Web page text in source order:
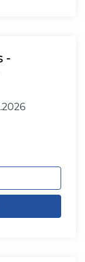
-